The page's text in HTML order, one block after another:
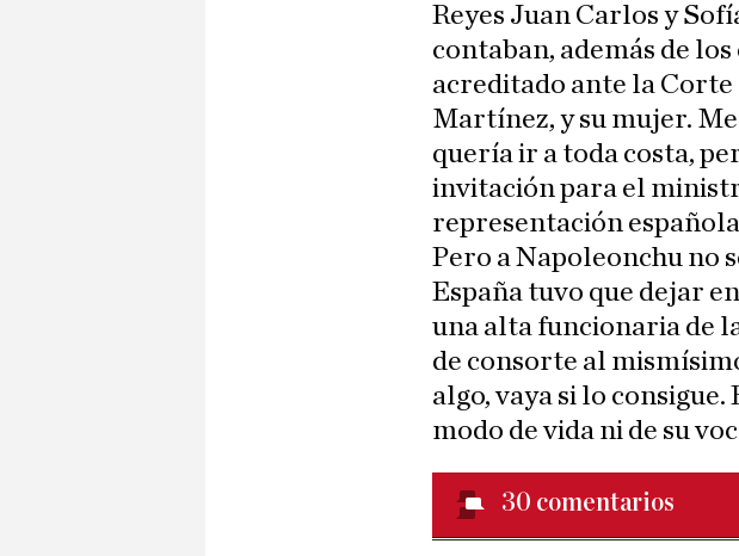
Reyes Juan Carlos y
contaban, además de
acreditado ante la Corte
Martínez, y su mujer.
quería ir a toda costa,
invitación para el
representación
Pero a Napoleonchu no
España tuvo que dejar
una alta funcionaria de
de consorte al
algo, vaya si lo
modo de vida ni de su
30 comentarios